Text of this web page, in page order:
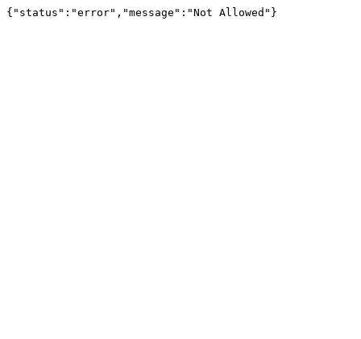
{"status":"error","message":"Not Allowed"}